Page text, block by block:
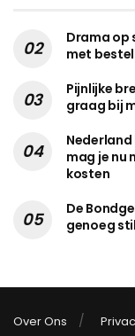
Drama
met
Pijnlijke
graag bij
mag je nu
kosten
De
genoeg
Over Ons